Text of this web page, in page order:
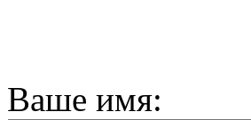
Ваше имя: